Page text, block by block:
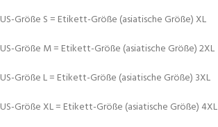
US-Größe S = Etikett-Größe (asiatische Größe) XL
US-Größe M = Etikett-Größe (asiatische Größe) 2XL
US-Größe L = Etikett-Größe (asiatische Größe) 3XL
US-Größe XL = Etikett-Größe (asiatische Größe) 4XL